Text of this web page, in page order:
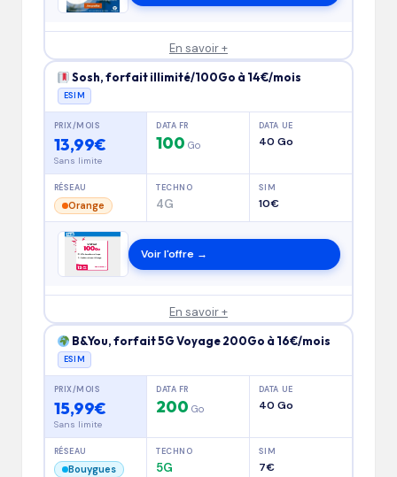
En savoir +
Sosh, forfait illimité/100Go à 14€/mois
ESIM
PRIX/MOIS
13,99€
Sans limite
DATA FR
100 Go
DATA UE
40 Go
RÉSEAU
Orange
TECHNO
4G
SIM
10€
Voir l'offre →
En savoir +
B&You, forfait 5G Voyage 200Go à 16€/mois
ESIM
PRIX/MOIS
15,99€
Sans limite
DATA FR
200 Go
DATA UE
40 Go
RÉSEAU
Bouygues
TECHNO
5G
SIM
7€